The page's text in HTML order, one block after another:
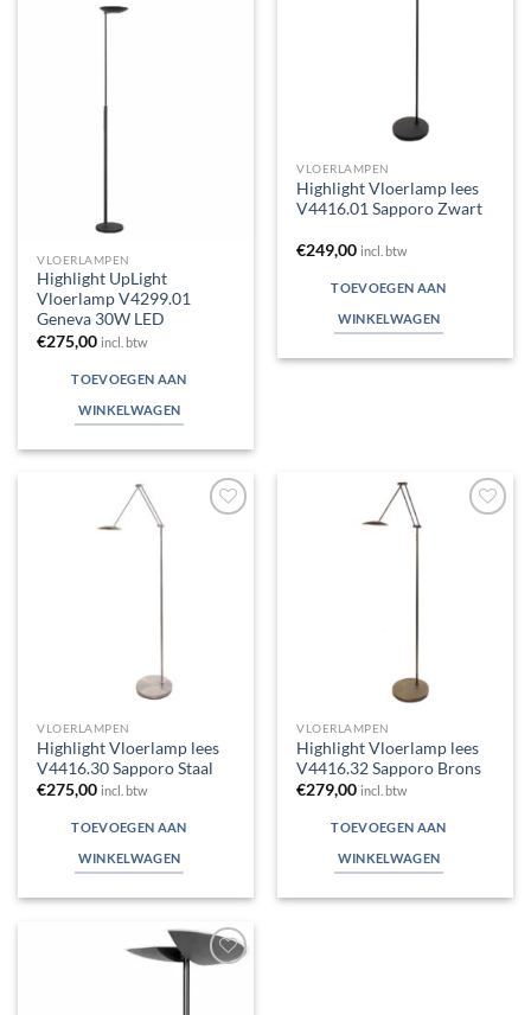
VLOERLAMPEN
Highlight UpLight
Vloerlamp V4299.01
Geneva 30W LED
€275,00 incl. btw
TOEVOEGEN AAN
WINKELWAGEN
VLOERLAMPEN
Highlight Vloerlamp lees
V4416.01 Sapporo Zwart
€249,00 incl. btw
TOEVOEGEN AAN
WINKELWAGEN
VLOERLAMPEN
Highlight Vloerlamp lees
V4416.30 Sapporo Staal
€275,00 incl. btw
TOEVOEGEN AAN
WINKELWAGEN
VLOERLAMPEN
Highlight Vloerlamp lees
V4416.32 Sapporo Brons
€279,00 incl. btw
TOEVOEGEN AAN
WINKELWAGEN